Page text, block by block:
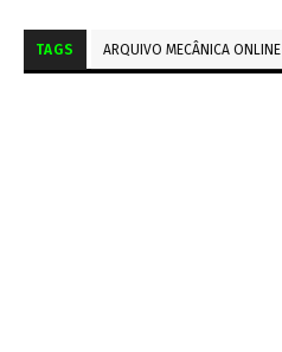
TAGS ARQUIVO MECÂNICA ONLINE